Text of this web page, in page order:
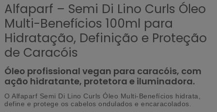
Alfaparf – Semi Di Lino Curls Óleo
Multi-Benefícios 100ml para
Hidratação, Definição e Proteção
de Caracóis
Óleo profissional vegan para caracóis, com
ação hidratante, protetora e iluminadora.
O Alfaparf Semi Di Lino Curls Óleo Multi-Benefícios hidrata,
define e protege os cabelos ondulados e encaracolados.